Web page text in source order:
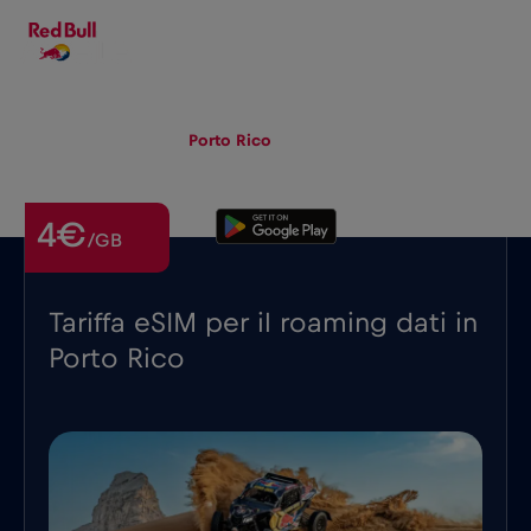
Porto Rico
Tariffa eSIM per il roaming dati in
Porto Rico
4€/GB